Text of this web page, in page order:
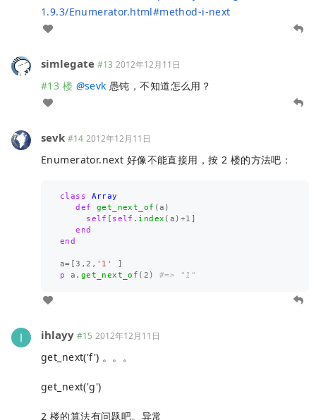
1.9.3/Enumerator.html#method-i-next
simlegate #13 2012年12月11日
#13 楼 @sevk 愚钝，不知道怎么用？
sevk #14 2012年12月11日
Enumerator.next 好像不能直接用，按 2 楼的方法吧：
class
Array
def
get_next_of ( a )
self
self . index ( a ) +1
end
end
a= [3 ,2 , '1'
p
a . get_next_of ( 2 ) #=> "1"
ihlayy #15 2012年12月11日
get_next('f') 。。。
get_next('g')
2 楼的算法有问题吧。异常